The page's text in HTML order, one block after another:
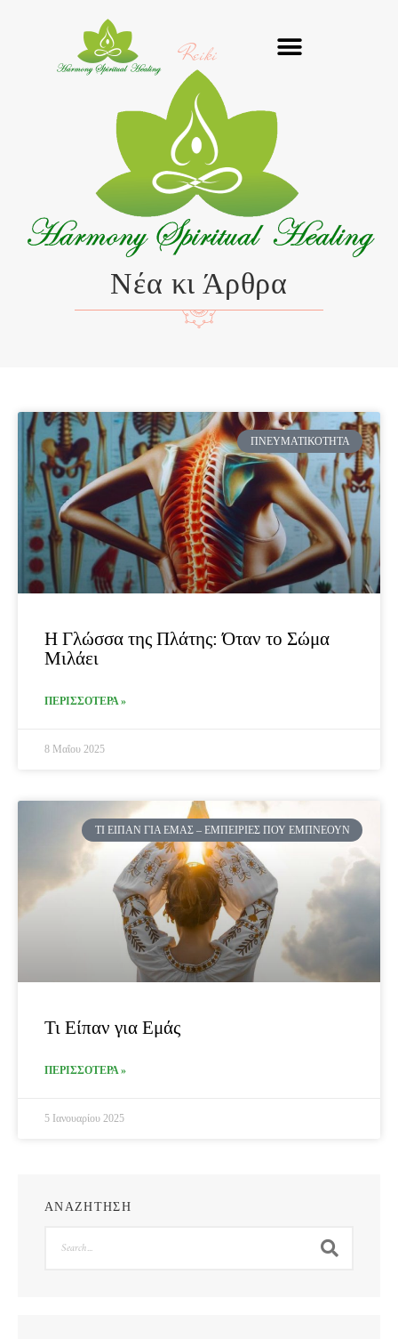
Reiki
Νέα κι Άρθρα
ΠΝΕΥΜΑΤΙΚΌΤΗΤΑ
Η Γλώσσα της Πλάτης: Όταν το Σώμα
Μιλάει
ΠΕΡΙΣΣΟΤΕΡΑ »
8 Μαΐου 2025
ΤΙ ΕΊΠΑΝ ΓΙΑ ΕΜΆΣ – ΕΜΠΕΙΡΊΕΣ ΠΟΥ ΕΜΠΝΈΟΥΝ
Τι Είπαν για Εμάς
ΠΕΡΙΣΣΟΤΕΡΑ »
5 Ιανουαρίου 2025
ΑΝΑΖΗΤΗΣΗ